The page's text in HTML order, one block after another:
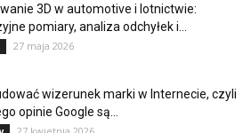
3D w automotive i lotnictwie:
pomiary, analiza odchyłek i...
27 maja 2026
wizerunek marki w Internecie, czyli
opinie Google są...